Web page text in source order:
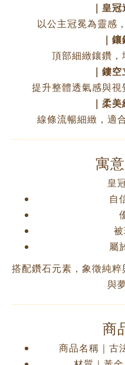
｜皇
以公主冠冕為靈感
｜
頂部細緻鑲鑽，
｜鏤
提升整體透氣感與視
｜柔
線條流暢細緻，適
寓
皇
自
屬
搭配鑽石元素，象徵純
與
商
商品名稱｜古